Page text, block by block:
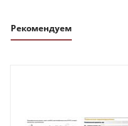
Рекомендуем